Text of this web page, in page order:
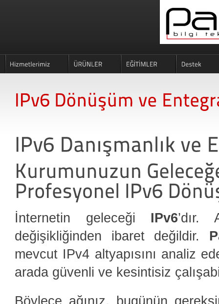
İnternetin geleceği IPv6’dır.
değişikliğinden ibaret değildir.
mevcut IPv4 altyapısını analiz
arada güvenli ve kesintisiz
Böylece ağınız, bugünün